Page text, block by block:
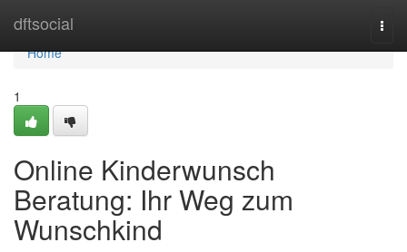
dftsocial
Home
Home
1
Online Kinderwunsch
Beratung: Ihr Weg zum
Wunschkind